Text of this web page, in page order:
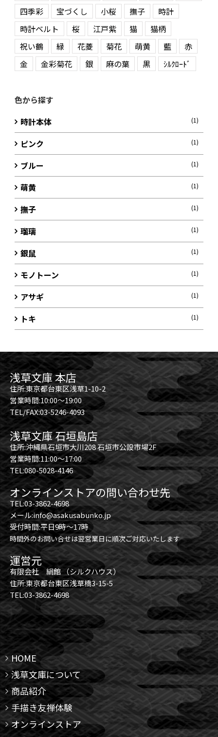
四季彩
宝づくし 小桜 撫子
時計
時計ベルト
桜 江戸紫 猫
猫柄
祝い鶴
緑 花菱 菊花 萌黄 藍
赤
金
金彩菊花 銀 麻の葉 黒 ｼﾙｸﾛｰﾄﾞ
色から探す
時計本体
(1)
ピンク (1)
ブルー (1)
萌黄 (1)
撫子 (1)
瑠璃 (1)
銀鼠 (1)
モノトーン (1)
アサギ (1)
トキ (1)
浅草文庫 本店
住所:東京都台東区浅草1-10-2
営業時間:10:00～19:00
TEL/FAX:03-5246-4093
浅草文庫 石垣島店
住所:沖縄県石垣市大川208 石垣市公設市場2F
営業時間:11:00～17:00
TEL:080-5028-4146
オンラインストアの問い合わせ先
TEL:03-3862-4698
メール:info@asakusabunko.jp
受付時間:平日9時～17時
時間外のお問い合せは翌営業日に順次ご対応いたします
運営元
有限会社 絹館 （シルクハウス）
住所:東京都台東区浅草橋3-15-5
TEL:03-3862-4698
HOME
浅草文庫について
商品紹介
手描き友禅体験
オンラインストア